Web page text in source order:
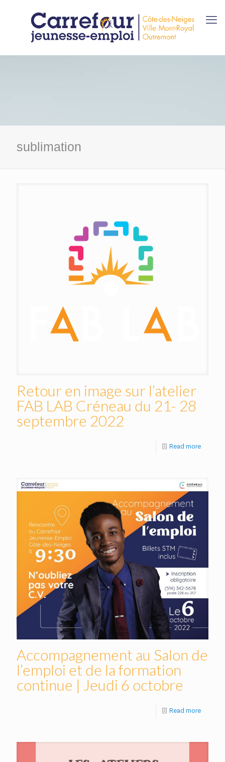
sublimation
Retour en image sur l’atelier
FAB LAB Créneau du 21- 28
septembre 2022
Read more
Accompagnement au Salon de
l’emploi et de la formation
continue | Jeudi 6 octobre
Read more